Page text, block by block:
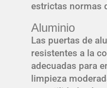
estrictas normas
Aluminio
Las puertas de
resistentes a la
adecuadas para
limpieza